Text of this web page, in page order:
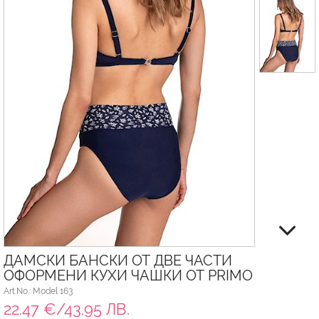
ДАМСКИ БАНСКИ ОТ ДВЕ ЧАСТИ
ОФОРМЕНИ КУХИ ЧАШКИ ОТ PRIMO
Art.No.: Model 163
22.47 €/43.95 ЛВ.